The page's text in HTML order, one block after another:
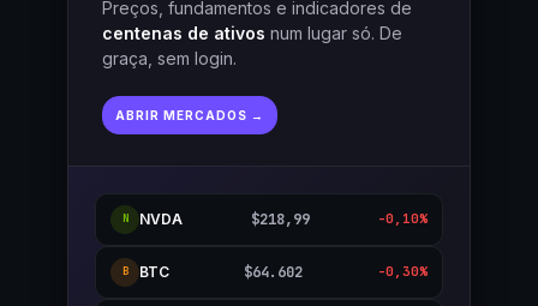
Preços, fundamentos e indicadores de
centenas de ativos num lugar só. De
graça, sem login.
ABRIR MERCADOS →
N NVDA $218,99 -0,10%
B BTC $64.602 -0,30%